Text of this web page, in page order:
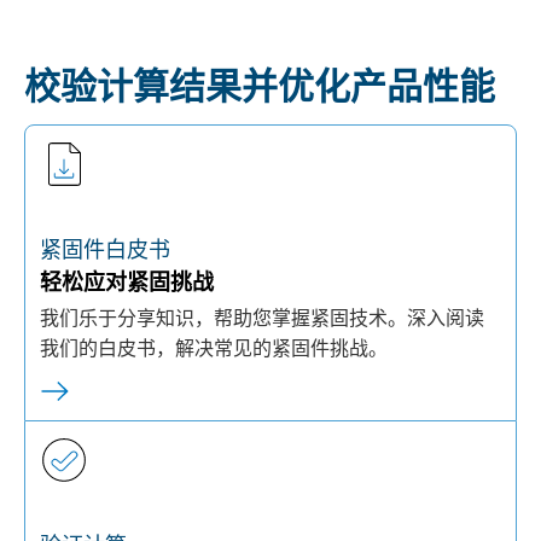
校验计算结果并优化产品性能
紧固件白皮书
轻松应对紧固挑战
我们乐于分享知识，帮助您掌握紧固技术。深入阅读
我们的白皮书，解决常见的紧固件挑战。